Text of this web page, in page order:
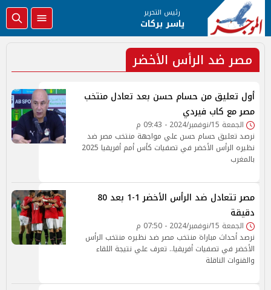
رئيس التحرير
ياسر بركات
مصر ضد الرأس الأخضر
أول تعليق من حسام حسن بعد تعادل منتخب
مصر مع كاب فيردي
الجمعة 15/نوفمبر/2024 - 09:43 م
نرصد تعليق حسام حسن علي مواجهة منتخب مصر ضد
نظيره الرأس الأخضر في تصفيات كأس أمم أفريقيا 2025
بالمغرب
مصر تتعادل ضد الرأس الأخضر 1-1 بعد 80
دقيقة
الجمعة 15/نوفمبر/2024 - 07:50 م
نرصد أحداث مباراة منتخب مصر ضد نظيره منتخب الرأس
الأخضر في تصفيات أفريقيا.. تعرف علي نتيجة اللقاء
والقنوات الناقلة